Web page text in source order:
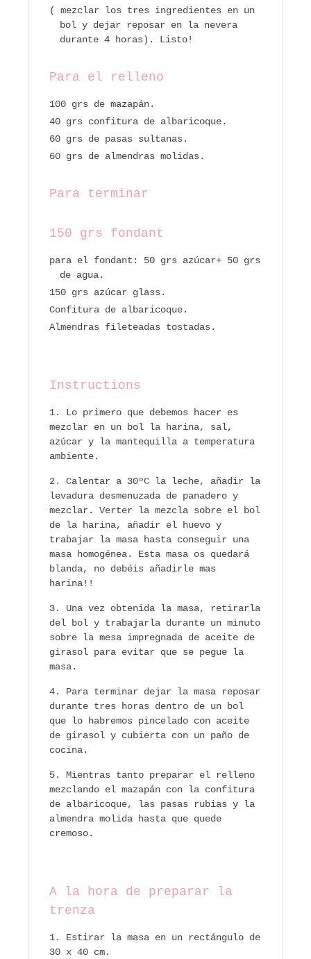
( mezclar los tres ingredientes en un
bol y dejar reposar en la nevera
durante 4 horas). Listo!
Para el relleno
100 grs de mazapán.
40 grs confitura de albaricoque.
60 grs de pasas sultanas.
60 grs de almendras molidas.
Para terminar
150 grs fondant
para el fondant: 50 grs azúcar+ 50 grs
de agua.
150 grs azúcar glass.
Confitura de albaricoque.
Almendras fileteadas tostadas.
Instructions
Lo primero que debemos hacer es
mezclar en un bol la harina, sal,
azúcar y la mantequilla a temperatura
ambiente.
Calentar a 30ºC la leche, añadir la
levadura desmenuzada de panadero y
mezclar. Verter la mezcla sobre el bol
de la harina, añadir el huevo y
trabajar la masa hasta conseguir una
masa homogénea. Esta masa os quedará
blanda, no debéis añadirle mas
harina!!
Una vez obtenida la masa, retirarla
del bol y trabajarla durante un minuto
sobre la mesa impregnada de aceite de
girasol para evitar que se pegue la
masa.
Para terminar dejar la masa reposar
durante tres horas dentro de un bol
que lo habremos pincelado con aceite
de girasol y cubierta con un paño de
cocina.
Mientras tanto preparar el relleno
mezclando el mazapán con la confitura
de albaricoque, las pasas rubias y la
almendra molida hasta que quede
cremoso.
A la hora de preparar la
trenza
Estirar la masa en un rectángulo de
30 x 40 cm.